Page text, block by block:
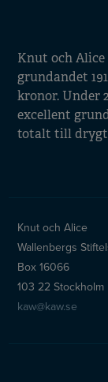
Knut och Alice
grundandet
kronor. Under
excellent
totalt till drygt
Knut och Alice
Wallenbergs
Box 16066
103 22 Stockholm
kaw@kaw.se